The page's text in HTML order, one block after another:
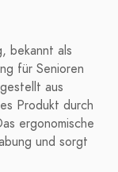
bekannt als
für Senioren
aus
Produkt durch
ergonomische
und sorgt